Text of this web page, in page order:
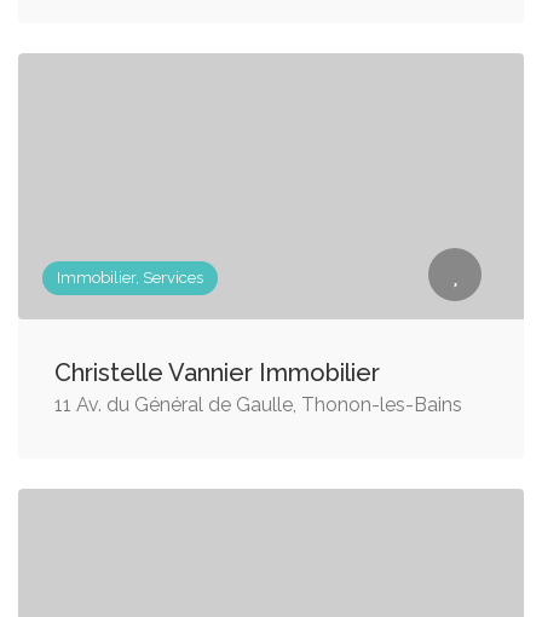
Immobilier, Services
Christelle Vannier Immobilier
11 Av. du Général de Gaulle, Thonon-les-Bains